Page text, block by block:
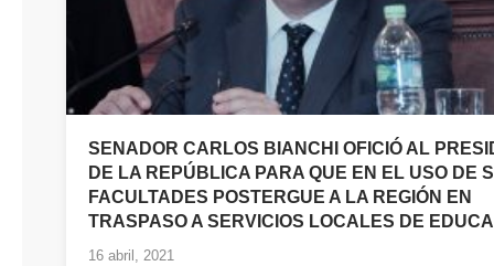
SENADOR CARLOS BIANCHI OFICIÓ AL
DE LA REPÚBLICA PARA QUE EN EL USO DE
FACULTADES POSTERGUE A LA REGIÓN EN
TRASPASO A SERVICIOS LOCALES DE
16 abril, 2021